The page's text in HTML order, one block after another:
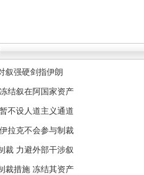
叙强硬剑指伊朗
结叙在阿国家资产
不设人道主义通道
拉克不会参与制裁
裁 力避外部干涉叙
裁措施 冻结其资产